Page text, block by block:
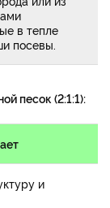
в тепле
посевы.
песок (2:1:1):
и